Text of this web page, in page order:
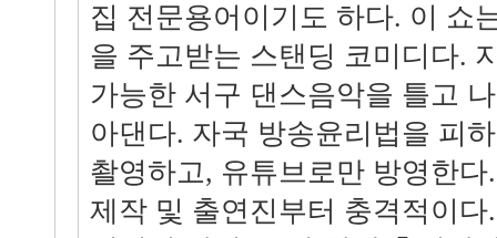
집 전문용어이기도 하다. 이 쇼
을 주고받는 스탠딩 코미디다.
가능한 서구 댄스음악을 틀고
아댄다. 자국 방송윤리법을 피
촬영하고, 유튜브로만 방영한
제작 및 출연진부터 충격적이